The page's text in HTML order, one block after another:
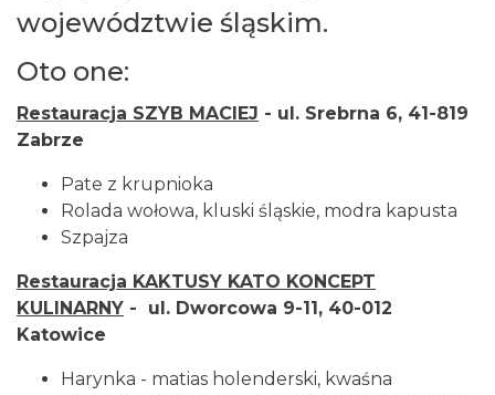
województwie śląskim.
Oto one:
Restauracja SZYB MACIEJ - ul. Srebrna 6, 41-819
Zabrze
Pate z krupnioka
Rolada wołowa, kluski śląskie, modra kapusta
Szpajza
Restauracja KAKTUSY KATO KONCEPT
KULINARNY - ul. Dworcowa 9-11, 40-012
Katowice
Harynka - matias holenderski, kwaśna